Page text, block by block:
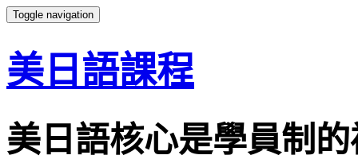
Toggle navigation
美日語課程
美日語核心是學員制